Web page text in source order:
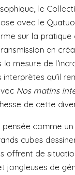
le
avec le
sur la pratique
en
mesure de
interprètes qu’il
Nos matins
de cette
pensée comme
cubes
offrent de
jongleuses de